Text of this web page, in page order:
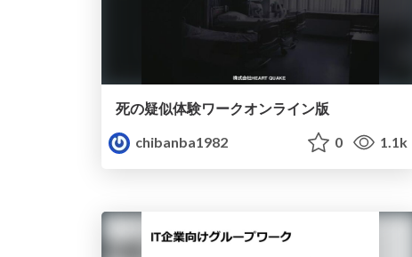
死の疑似体験ワークオンライン版
chibanba1982
0 1.1k